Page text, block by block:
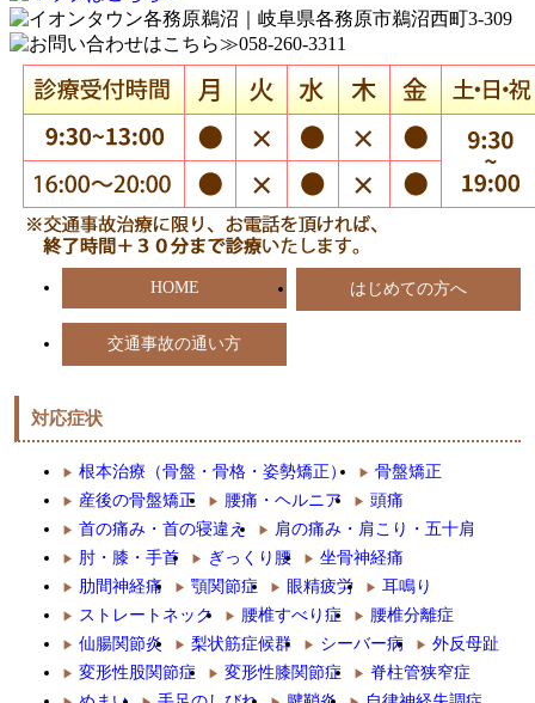
HOME はじめての方へ
交通事故の通い方
対応症状
根本治療（骨盤・骨格・姿勢矯正）
骨盤矯正
産後の骨盤矯正
腰痛・ヘルニア
頭痛
首の痛み・首の寝違え
肩の痛み・肩こり・五十肩
肘・膝・手首
ぎっくり腰
坐骨神経痛
肋間神経痛
顎関節症 眼精疲労
耳鳴り
ストレートネック
腰椎すべり症
腰椎分離症
仙腸関節炎
梨状筋症候群 シーバー病
外反母趾
変形性股関節症
変形性膝関節症
脊柱管狭窄症